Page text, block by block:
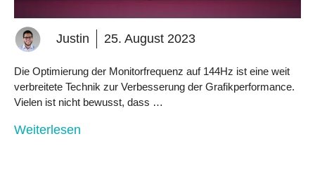
Justin 25. August 2023
Die Optimierung der Monitorfrequenz auf 144Hz ist eine weit
verbreitete Technik zur Verbesserung der Grafikperformance.
Vielen ist nicht bewusst, dass …
Weiterlesen